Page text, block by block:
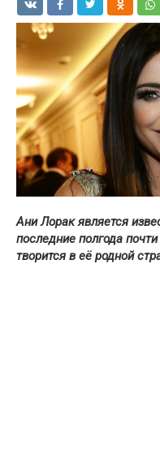
Ани Лорак является
последние полгода
творится в её родной